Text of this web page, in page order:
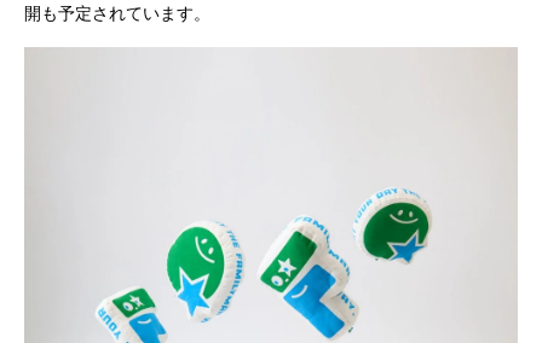
開も予定されています。